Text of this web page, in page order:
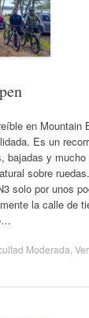
en Mountain
Es un
bajadas y
sobre
solo por unos
la calle de
Moderada